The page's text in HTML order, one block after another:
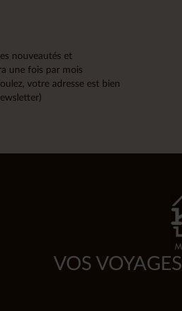
nouveautés et
une fois par mois
votre adresse est bien
VOS VOYAGES